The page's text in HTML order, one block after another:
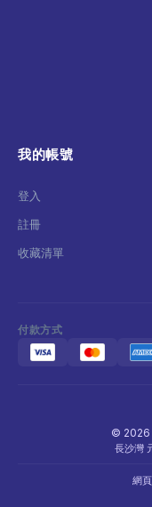
我的帳號
登入
註冊
收藏清單
付款方式
© 2026
長沙灣
網